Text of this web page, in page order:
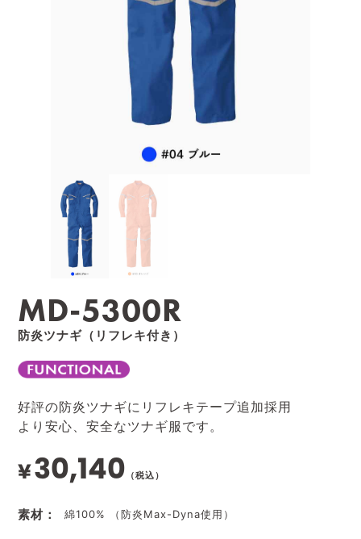
MD-5300R
防炎ツナギ（リフレキ付き）
好評の防炎ツナギにリフレキテープ追加採用
より安心、安全なツナギ服です。
¥30,140 （税込）
素材： 綿100% （防炎Max-Dyna使用）